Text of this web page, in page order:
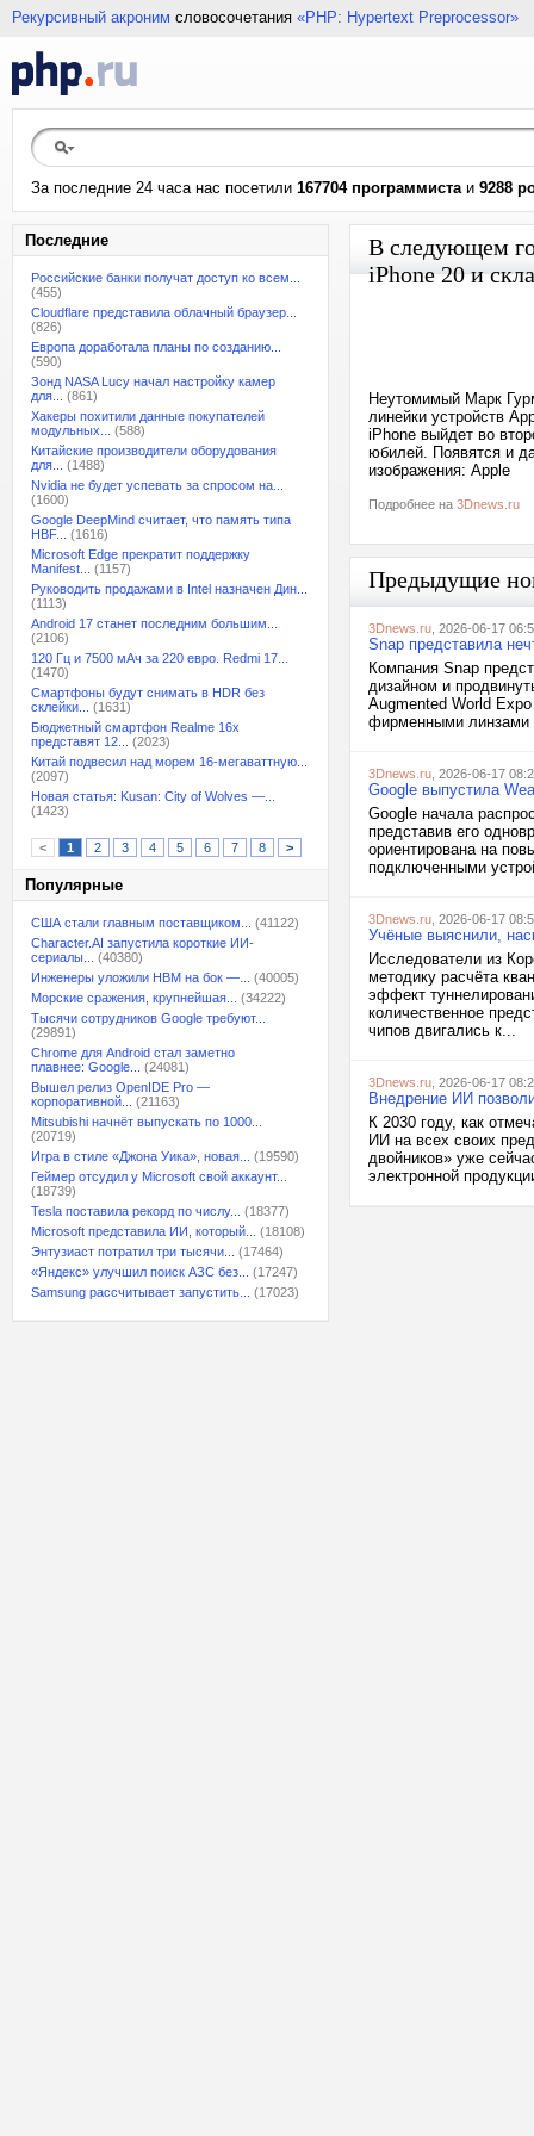
Рекурсивный акроним словосочетания «PHP: Hypertext Preprocessor»
За последние 24 часа нас посетили 167704 программистаи 9288
Последние
Российские банки получат доступ ко всем...
(455)
Cloudflare представила облачный браузер...
(826)
Европа доработала планы по созданию...
(590)
Зонд NASA Lucy начал настройку камер
для...
(861)
Хакеры похитили данные покупателей
модульных...
(588)
Китайские производители оборудования
для...
(1488)
Nvidia не будет успевать за спросом на...
(1600)
Google DeepMind считает, что память типа
HBF...
(1616)
Microsoft Edge прекратит поддержку
Manifest...
(1157)
Руководить продажами в Intel назначен Дин...
(1113)
Android 17 станет последним большим...
(2106)
120 Гц и 7500 мАч за 220 евро. Redmi 17...
(1470)
Смартфоны будут снимать в HDR без
склейки...
(1631)
Бюджетный смартфон Realme 16x
представят 12...
(2023)
Китай подвесил над морем 16-мегаваттную...
(2097)
Новая статья: Kusan: City of Wolves —...
(1423)
< 1 2 3 4 5 6 7 8 >
Популярные
США стали главным поставщиком...
(41122)
Character.AI запустила короткие ИИ-
сериалы...
(40380)
Инженеры уложили HBM на бок —...
(40005)
Морские сражения, крупнейшая...
(34222)
Тысячи сотрудников Google требуют...
(29891)
Chrome для Android стал заметно
плавнее: Google...
(24081)
Вышел релиз OpenIDE Pro —
корпоративной...
(21163)
Mitsubishi начнёт выпускать по 1000...
(20719)
Игра в стиле «Джона Уика», новая...
(19590)
Геймер отсудил у Microsoft свой аккаунт...
(18739)
Tesla поставила рекорд по числу...
(18377)
Microsoft представила ИИ, который...
(18108)
Энтузиаст потратил три тысячи...
(17464)
«Яндекс» улучшил поиск АЗС без...
(17247)
Samsung рассчитывает запустить...
(17023)
В следующем
iPhone 20 и
Неутомимый Марк
линейки устройств
iPhone выйдет во
юбилей. Появятся и
изображения: Apple
Подробнее на 3Dnews.ru
Предыдущие
3Dnews.ru , 2026-06-17
Snap представила
Компания Snap
дизайном и
Augmented World
фирменными линзами
3Dnews.ru , 2026-06-17
Google выпустила
Google начала
представив его
ориентирована на
подключенными
3Dnews.ru , 2026-06-17
Учёные выяснили,
Исследователи из
методику расчёта
эффект
количественное
чипов двигались к...
3Dnews.ru , 2026-06-17
Внедрение ИИ
К 2030 году, как
ИИ на всех своих
двойников» уже
электронной